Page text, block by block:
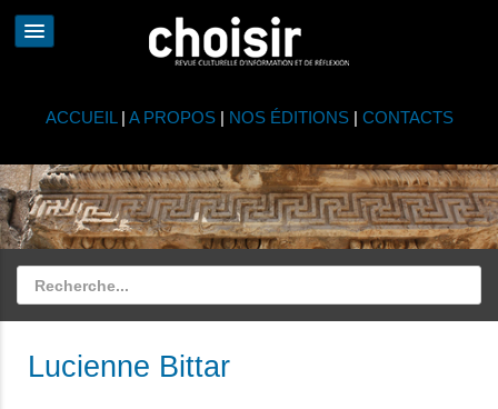
ACCUEIL | A PROPOS| NOS ÉDITIONS| CONTACTS
Lucienne Bittar